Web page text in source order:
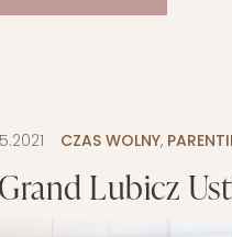
CZAS WOLNY,
Lubicz